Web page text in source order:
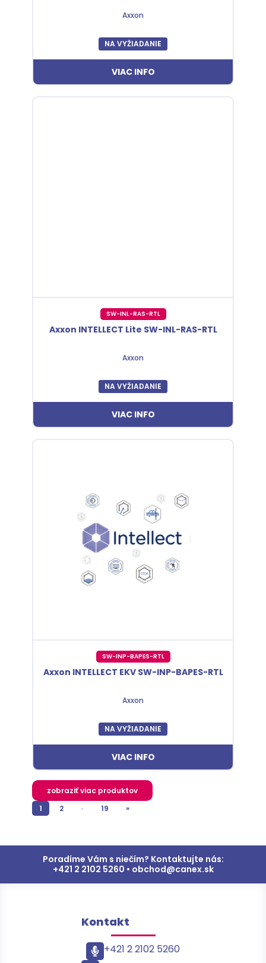
Axxon
NA VYŽIADANIE
VIAC INFO
SW-INL-RAS-RTL
Axxon INTELLECT Lite SW-INL-RAS-RTL
Axxon
NA VYŽIADANIE
VIAC INFO
SW-INP-BAPES-RTL
Axxon INTELLECT EKV SW-INP-BAPES-RTL
Axxon
NA VYŽIADANIE
VIAC INFO
zobraziť viac produktov
1
2 • 19 »
Poradíme Vám s niečím? Kontaktujte nás:
+421 2 2102 5260 • obchod@canex.sk
Kontakt
+421 2 2102 5260